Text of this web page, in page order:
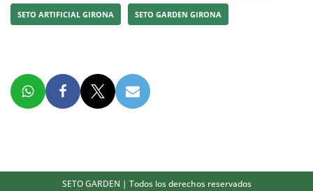
SETO ARTIFICIAL GIRONA SETO GARDEN GIRONA
SETO GARDEN | Todos los derechos reservados